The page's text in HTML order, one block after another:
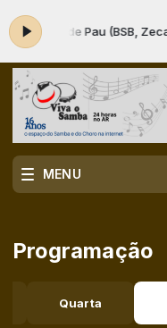
Colher de Pau (BSB, Zeca)
MENU
Programação
Quarta